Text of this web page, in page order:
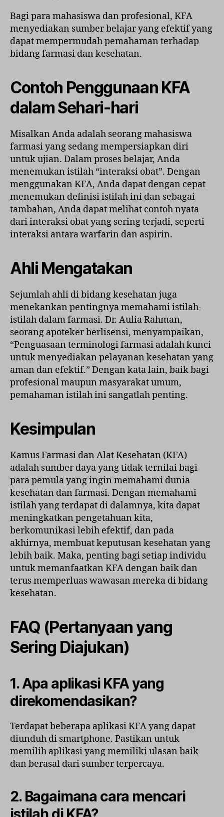
Bagi para mahasiswa dan profesional, KFA
menyediakan sumber belajar yang efektif yang
dapat mempermudah pemahaman terhadap
bidang farmasi dan kesehatan.
Contoh Penggunaan KFA
dalam Sehari-hari
Misalkan Anda adalah seorang mahasiswa
farmasi yang sedang mempersiapkan diri
untuk ujian. Dalam proses belajar, Anda
menemukan istilah “interaksi obat”. Dengan
menggunakan KFA, Anda dapat dengan cepat
menemukan definisi istilah ini dan sebagai
tambahan, Anda dapat melihat contoh nyata
dari interaksi obat yang sering terjadi, seperti
interaksi antara warfarin dan aspirin.
Ahli Mengatakan
Sejumlah ahli di bidang kesehatan juga
menekankan pentingnya memahami istilah-
istilah dalam farmasi. Dr. Aulia Rahman,
seorang apoteker berlisensi, menyampaikan,
“Penguasaan terminologi farmasi adalah kunci
untuk menyediakan pelayanan kesehatan yang
aman dan efektif.” Dengan kata lain, baik bagi
profesional maupun masyarakat umum,
pemahaman istilah ini sangatlah penting.
Kesimpulan
Kamus Farmasi dan Alat Kesehatan (KFA)
adalah sumber daya yang tidak ternilai bagi
para pemula yang ingin memahami dunia
kesehatan dan farmasi. Dengan memahami
istilah yang terdapat di dalamnya, kita dapat
meningkatkan pengetahuan kita,
berkomunikasi lebih efektif, dan pada
akhirnya, membuat keputusan kesehatan yang
lebih baik. Maka, penting bagi setiap individu
untuk memanfaatkan KFA dengan baik dan
terus memperluas wawasan mereka di bidang
kesehatan.
FAQ (Pertanyaan yang
Sering Diajukan)
1. Apa aplikasi KFA yang
direkomendasikan?
Terdapat beberapa aplikasi KFA yang dapat
diunduh di smartphone. Pastikan untuk
memilih aplikasi yang memiliki ulasan baik
dan berasal dari sumber terpercaya.
2. Bagaimana cara mencari